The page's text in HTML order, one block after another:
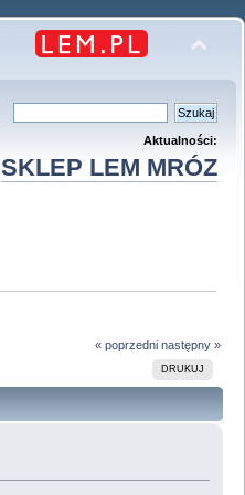
Aktualności:
SKLEP LEM MRÓZ
« poprzedni następny »
DRUKUJ